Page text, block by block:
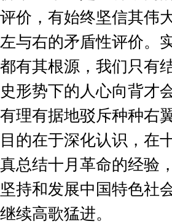
评价，有始终坚信其伟
左与右的矛盾性评价。
都有其根源，我们只有
史形势下的人心向背才
有理有据地驳斥种种右
目的在于深化认识，在
真总结十月革命的经验
坚持和发展中国特色社
继续高歌猛进。